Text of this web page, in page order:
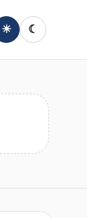
☀ ☾